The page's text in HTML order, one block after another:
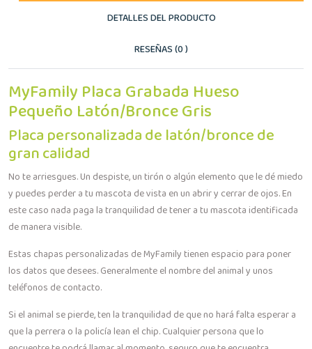
DETALLES DEL PRODUCTO
RESEÑAS (0 )
MyFamily Placa Grabada Hueso
Pequeño Latón/Bronce Gris
Placa personalizada de latón/bronce de
gran calidad
No te arriesgues. Un despiste, un tirón o algún elemento que le dé miedo
y puedes perder a tu mascota de vista en un abrir y cerrar de ojos. En
este caso nada paga la tranquilidad de tener a tu mascota identificada
de manera visible.
Estas chapas personalizadas de MyFamily tienen espacio para poner
los datos que desees. Generalmente el nombre del animal y unos
teléfonos de contacto.
Si el animal se pierde, ten la tranquilidad de que no hará falta esperar a
que la perrera o la policía lean el chip. Cualquier persona que lo